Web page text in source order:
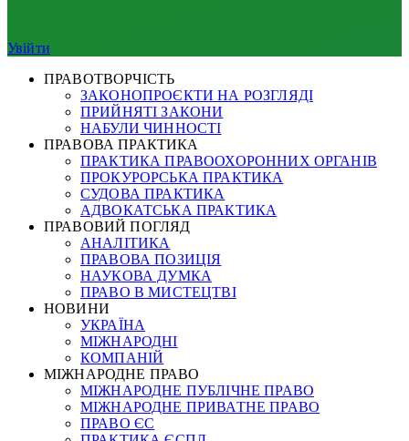
Увійти
ПРАВОТВОРЧІСТЬ
ЗАКОНОПРОЄКТИ НА РОЗГЛЯДІ
ПРИЙНЯТІ ЗАКОНИ
НАБУЛИ ЧИННОСТІ
ПРАВОВА ПРАКТИКА
ПРАКТИКА ПРАВООХОРОННИХ ОРГАНІВ
ПРОКУРОРСЬКА ПРАКТИКА
СУДОВА ПРАКТИКА
АДВОКАТСЬКА ПРАКТИКА
ПРАВОВИЙ ПОГЛЯД
АНАЛІТИКА
ПРАВОВА ПОЗИЦІЯ
НАУКОВА ДУМКА
ПРАВО В МИСТЕЦТВІ
НОВИНИ
УКРАЇНА
МІЖНАРОДНІ
КОМПАНІЙ
МІЖНАРОДНЕ ПРАВО
МІЖНАРОДНЕ ПУБЛІЧНЕ ПРАВО
МІЖНАРОДНЕ ПРИВАТНЕ ПРАВО
ПРАВО ЄС